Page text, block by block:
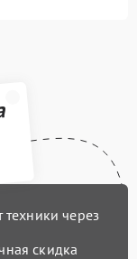
через
скидка